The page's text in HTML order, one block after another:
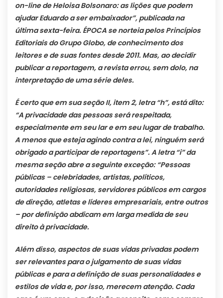
on-line de Heloisa Bolsonaro: as lições que podem
ajudar Eduardo a ser embaixador”, publicada na
última sexta-feira. ÉPOCA se norteia pelos Princípios
Editoriais do Grupo Globo, de conhecimento dos
leitores e de suas fontes desde 2011. Mas, ao decidir
publicar a reportagem, a revista errou, sem dolo, na
interpretação de uma série deles.
É certo que em sua seção II, item 2, letra “h”, está dito:
“A privacidade das pessoas será respeitada,
especialmente em seu lar e em seu lugar de trabalho.
A menos que esteja agindo contra a lei, ninguém será
obrigado a participar de reportagens”. A letra “i” da
mesma seção abre a seguinte exceção: “Pessoas
públicas – celebridades, artistas, políticos,
autoridades religiosas, servidores públicos em cargos
de direção, atletas e líderes empresariais, entre outros
– por definição abdicam em larga medida de seu
direito à privacidade.
Além disso, aspectos de suas vidas privadas podem
ser relevantes para o julgamento de suas vidas
públicas e para a definição de suas personalidades e
estilos de vida e, por isso, merecem atenção. Cada